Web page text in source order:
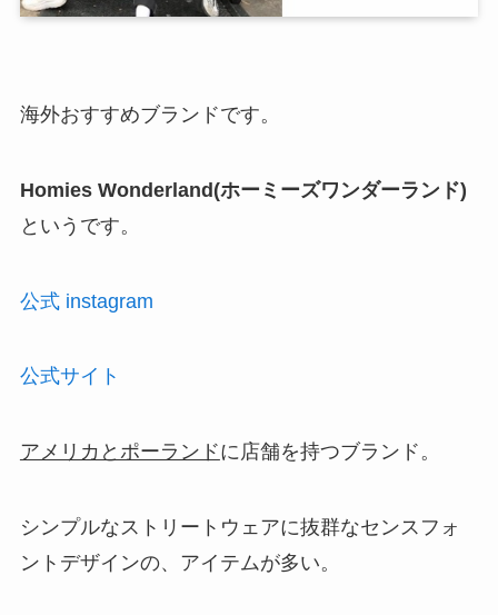
海外おすすめブランドです。
Homies Wonderland(ホーミーズワンダーランド)
というです。
公式 instagram
公式サイト
アメリカとポーランドに店舗を持つブランド。
シンプルなストリートウェアに抜群なセンスフォ
ントデザインの、アイテムが多い。